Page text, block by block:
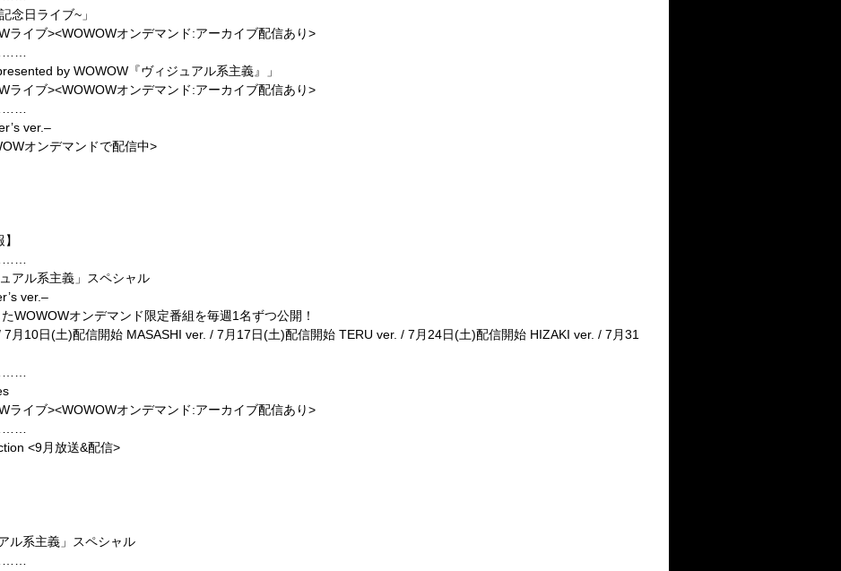
念日ライブ~」
ライブ><WOWOWオンデマンド:アーカイブ配信あり>
by WOWOW『ヴィジュアル系主義』」
ライブ><WOWOWオンデマンド:アーカイブ配信あり>
ver.–
オンデマンドで配信中>
アル系主義」スペシャル
ver.–
WOWOWオンデマンド限定番組を毎週1名ずつ公開！
月10日(土)配信開始 MASASHI ver. / 7月17日(土)配信開始 TERU ver. / 7月24日(土)配信開始 HIZAKI ver. / 7月31
ライブ><WOWOWオンデマンド:アーカイブ配信あり>
<9月放送&配信>
ル系主義」スペシャル